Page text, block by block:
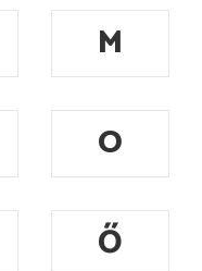
M
O
Ő